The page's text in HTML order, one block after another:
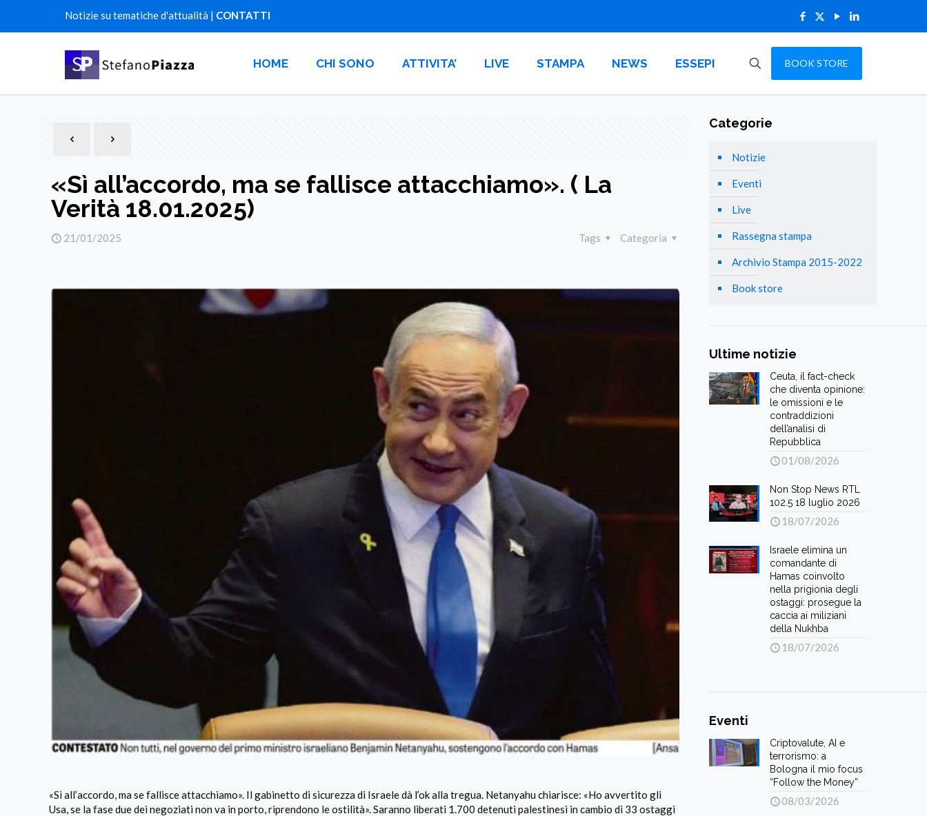
Notizie su tematiche d'attualità | CONTATTI
HOME CHI SONO ATTIVITA’ LIVE STAMPA NEWS ESSEPI BOOK STORE
«Sì all’accordo, ma se fallisce attacchiamo». ( La
Verità 18.01.2025)
21/01/2025 Categoria
Tags
«Sì all’accordo, ma se fallisce attacchiamo». Il gabinetto di sicurezza di Israele dà l’ok alla tregua. Netanyahu chiarisce: «Ho avvertito gli
Usa, se la fase due dei negoziati non va in porto, riprendono le ostilità». Saranno liberati 1.700 detenuti palestinesi in cambio di 33 ostaggi
Categorie
Notizie
Eventi
Live
Rassegna stampa
Archivio Stampa 2015-2022
Book store
Ultime notizie
Ceuta, il fact-check
che diventa opinione:
le omissioni e le
contraddizioni
dell’analisi di
Repubblica
01/08/2026
Non Stop News RTL
102.5 18 luglio 2026
18/07/2026
Israele elimina un
comandante di
Hamas coinvolto
nella prigionia degli
ostaggi: prosegue la
caccia ai miliziani
della Nukhba
18/07/2026
Eventi
Criptovalute, AI e
terrorismo: a
Bologna il mio focus
“Follow the Money”
08/03/2026